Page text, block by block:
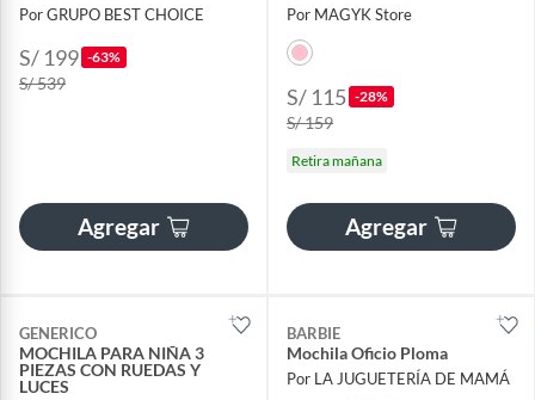
Por GRUPO BEST CHOICE
S/ 199 -63%
S/ 539
Agregar
Por MAGYK Store
S/ 115 -28%
S/ 159
Retira mañana
Agregar
GENERICO
MOCHILA PARA NIÑA 3
PIEZAS CON RUEDAS Y
LUCES
BARBIE
Mochila Oficio Ploma
Por LA JUGUETERÍA DE MAMÁ